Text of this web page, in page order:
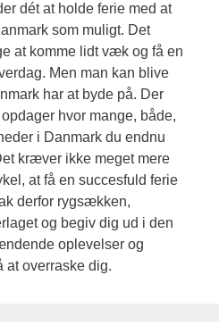
dét at holde ferie med at
som muligt. Det
at komme lidt væk og få en
Men man kan blive
har at byde på. Der
hvor mange, både,
i Danmark du endnu
kræver ikke meget mere
at få en succesfuld ferie
derfor rygsækken,
og begiv dig ud i den
oplevelser og
at overraske dig.